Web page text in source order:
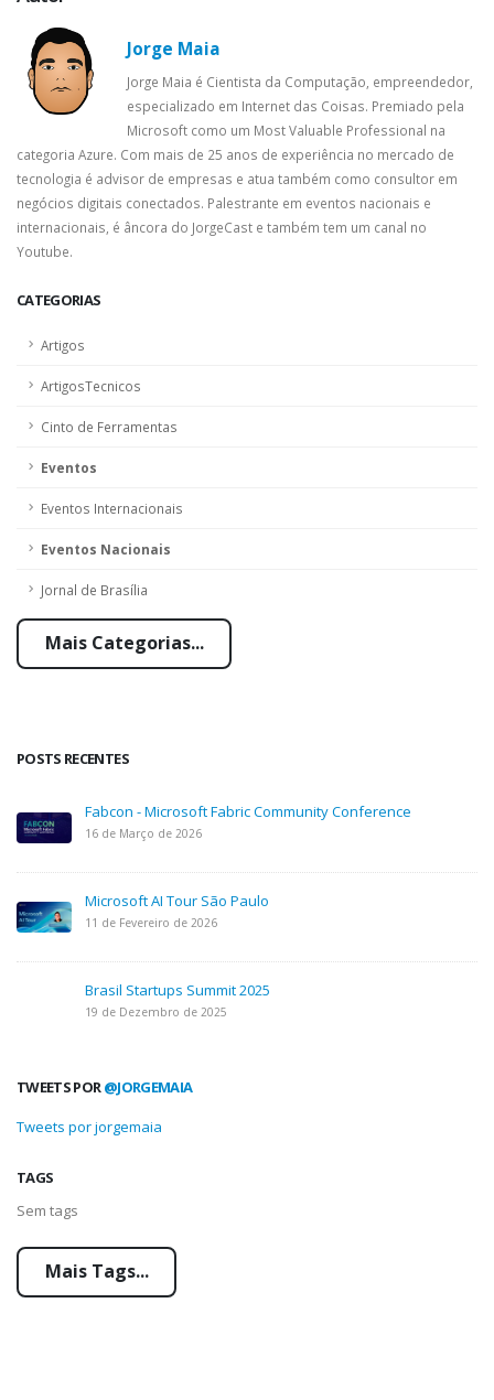
CATEGORIAS
Artigos
ArtigosTecnicos
Cinto de Ferramentas
Eventos
Eventos Internacionais
Eventos Nacionais
Jornal de Brasília
Mais Categorias...
POSTS RECENTES
Fabcon - Microsoft Fabric Community Conference
16 de Março de 2026
Microsoft AI Tour São Paulo
11 de Fevereiro de 2026
Brasil Startups Summit 2025
19 de Dezembro de 2025
TWEETS POR@JORGEMAIA
Tweets por jorgemaia
TAGS
Sem tags
Mais Tags...
Jorge Maia
Jorge Maia é Cientista da Computação, empreendedor,
especializado em Internet das Coisas. Premiado pela
Microsoft como um Most Valuable Professional na
categoria Azure. Com mais de 25 anos de experiência no mercado de
tecnologia é advisor de empresas e atua também como consultor em
negócios digitais conectados. Palestrante em eventos nacionais e
internacionais, é âncora do JorgeCast e também tem um canal no
Youtube.